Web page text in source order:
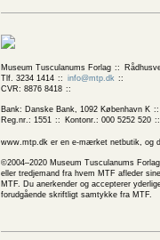
Museum Tusculanums Forlag
Tlf. 3234 1414
info@mtp.dk
CVR: 8876 8418
Bank: Danske Bank, 1092 København K
Reg.nr.: 1551
Kontonr.: 000 5252 520
www.mtp.dk er en e-mærket netbutik, og
©2004–2020 Museum Tusculanums
eller tredjemand fra hvem MTF afleder
MTF. Du anerkender og accepterer
forudgående skriftligt samtykke fra MTF.